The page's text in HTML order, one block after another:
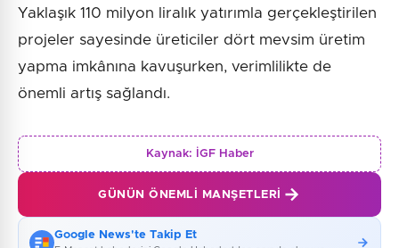
Yaklaşık 110 milyon liralık yatırımla gerçekleştirilen
projeler sayesinde üreticiler dört mevsim üretim
yapma imkânına kavuşurken, verimlilikte de
önemli artış sağlandı.
Kaynak: İGF Haber
GÜNÜN ÖNEMLI MANŞETLERI
Google News'te Takip Et